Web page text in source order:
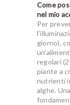
Come
nel mio
Per
giorno),
regolari
piante a
nutrienti
alghe.